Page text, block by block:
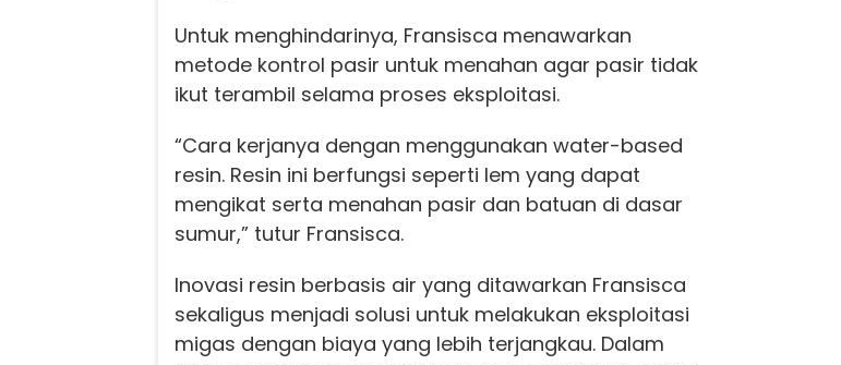
Untuk menghindarinya, Fransisca menawarkan
metode kontrol pasir untuk menahan agar pasir tidak
ikut terambil selama proses eksploitasi.
“Cara kerjanya dengan menggunakan water-based
resin. Resin ini berfungsi seperti lem yang dapat
mengikat serta menahan pasir dan batuan di dasar
sumur,” tutur Fransisca.
Inovasi resin berbasis air yang ditawarkan Fransisca
sekaligus menjadi solusi untuk melakukan eksploitasi
migas dengan biaya yang lebih terjangkau. Dalam